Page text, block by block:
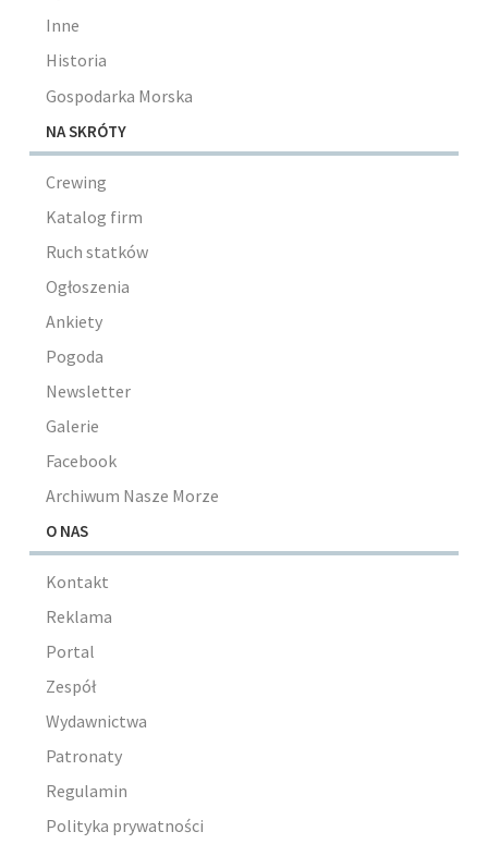
Inne
Historia
Gospodarka Morska
NA SKRÓTY
Crewing
Katalog firm
Ruch statków
Ogłoszenia
Ankiety
Pogoda
Newsletter
Galerie
Facebook
Archiwum Nasze Morze
O NAS
Kontakt
Reklama
Portal
Zespół
Wydawnictwa
Patronaty
Regulamin
Polityka prywatności